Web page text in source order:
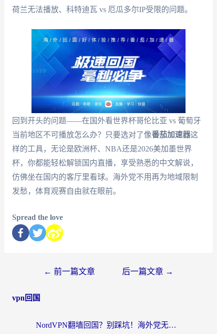
荷兰无法播放、科特迪瓦 vs 厄瓜多尔IP受限的问题。
回到开头的问题——在国外看世界杯哥伦比亚 vs 葡萄牙
当前地区不可播放怎么办？只要选对了像番茄加速器这
样的工具，无论是欧洲杯、NBA还是2026美加墨世界
杯，你都能轻松解锁国内直播，享受熟悉的中文解说，
仿佛坐在国内的客厅里看球。海外党不用再为地域限制
发愁，体育观赛自由就在眼前。
Spread the love
← 前一篇文章 后一篇文章 →
vpn回国
NordVPN翻墙回国？别踩坑！海外党无缝访问国内资源的真实指南